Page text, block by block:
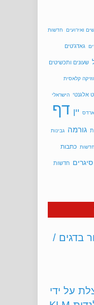
ואירועים חדשות
גאדג'טים
שעונים ותכשיטים
קלאסית
אלגנטי הישראלי
יין דף
גורמה גבינות
חדשות כתבות
סיגרים חדשות
בדגים /
על ידי